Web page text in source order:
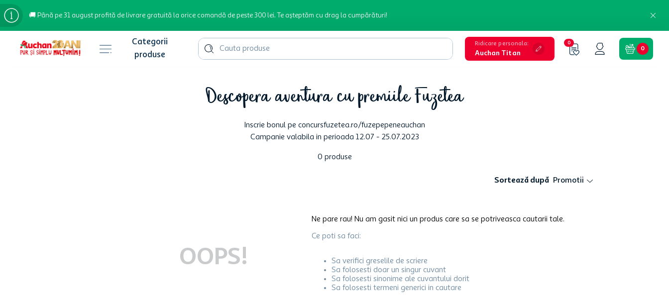
🚚 Până pe 31 august profită de livrare gratuită la orice comandă de peste 300 lei. Te așteptăm cu drag la cumpărături!
Cauta produse Ridicare personala:
Auchan Titan
0
0
Descopera aventura cu premiile Fuzetea
Inscrie bonul pe concursfuzetea.ro/fuzepepeneauchan
Campanie valabila in perioada 12.07 - 25.07.2023
0 produse
Sortează după Promotii
OOPS!
Ne pare rau! Nu am gasit nici un produs care sa se potriveasca cautarii tale.
Ce poti sa faci:
Sa verifici greselile de scriere
Sa folosesti doar un singur cuvant
Sa folosesti sinonime ale cuvantului dorit
Sa folosesti termeni generici in cautare